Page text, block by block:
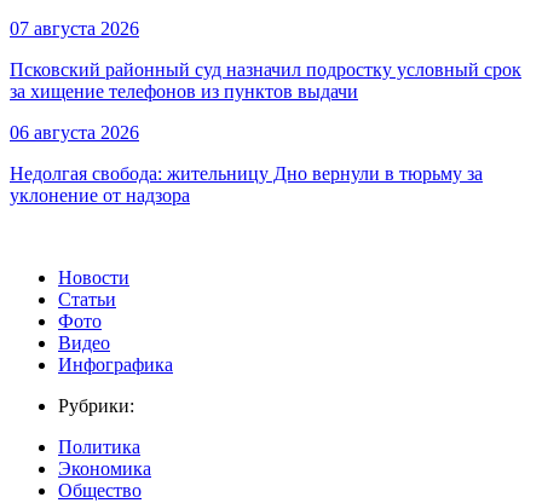
07 августа 2026
Псковский районный суд назначил подростку условный срок
за хищение телефонов из пунктов выдачи
06 августа 2026
Недолгая свобода: жительницу Дно вернули в тюрьму за
уклонение от надзора
Новости
Статьи
Фото
Видео
Инфографика
Рубрики:
Политика
Экономика
Общество